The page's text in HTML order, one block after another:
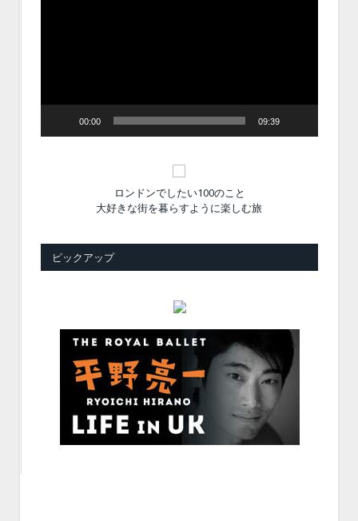
00:00 09:39
ロンドンでしたい100のこと
大好きな街を暮らすように楽しむ旅
ピックアップ